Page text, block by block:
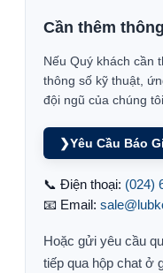
Cần thêm
Nếu Quý khách cần
thông số kỹ thuật,
đội ngũ của chúng
❯Yêu Cầu Báo
📞 Điện thoại: (024)
📧 Email:
Hoặc gửi yêu cầu
tiếp qua hộp chat ở